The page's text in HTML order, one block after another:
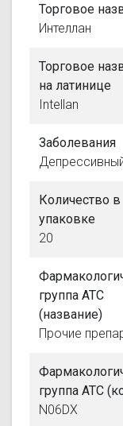
Торговое
Интеллан
Торговое
на латинице
Intellan
Заболевания
Количество в
упаковке
20
группа АТС
(название)
Прочие
группа АТС
N06DX